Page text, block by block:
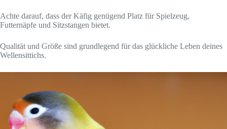
Achte darauf, dass der Käfig genügend Platz für Spielzeug,
Futternäpfe und Sitzstangen bietet.
Qualität und Größe sind grundlegend für das glückliche Leben deines
Wellensittichs.